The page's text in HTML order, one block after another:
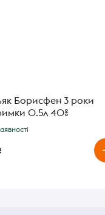
Борисфен 3 роки
0.5л 40%